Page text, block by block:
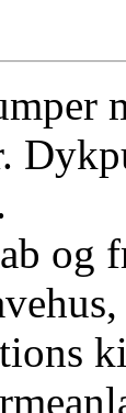
og